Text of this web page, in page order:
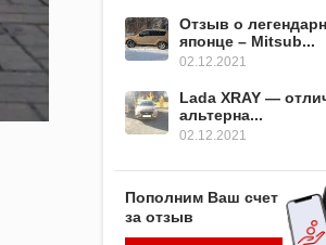
Отзыв о
японце – Mitsub...
02.12.2021
Lada XRAY —
альтерна...
02.12.2021
Пополним Ваш счет
за отзыв